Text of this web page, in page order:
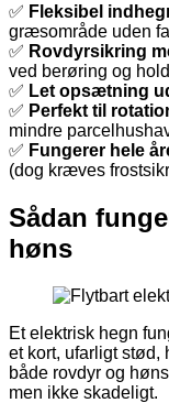
✅ Fleksibel
græsområde uden
✅ Rovdyrsikring
ved berøring og
✅ Let opsætning
✅ Perfekt til
mindre
✅ Fungerer hele
(dog kræves
Sådan
høns
Et elektrisk hegn
et kort, ufarligt stød,
både rovdyr og
men ikke skadeligt.